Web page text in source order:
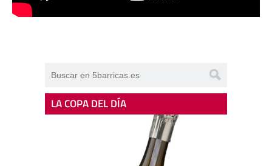
LA COPA DEL DÍA